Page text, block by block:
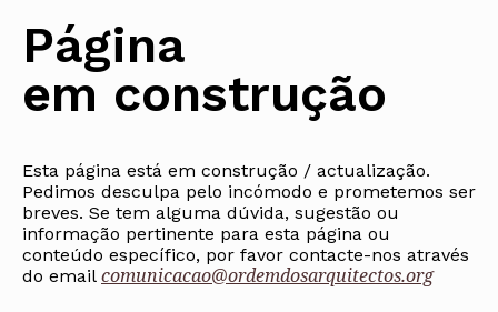
Nacional
Conselho Fiscal
Conselho Diretivo Regional
Conselho de Disciplina
Regional
Colégios
CAU
Glossário de
Arquitectura de
Autor
Protocolos
Institucionais
Protocolos Comerciais
SILUC
Apoio jurídico
Madeira
Açores
Notícias
Centro
Lisboa e Vale do Tejo
Alentejo
Algarve
Madeira
Açores
Página
em construção
Esta página está em construção / actualização.
Pedimos desculpa pelo incómodo e prometemos ser
breves. Se tem alguma dúvida, sugestão ou
informação pertinente para esta página ou
conteúdo específico, por favor contacte-nos através
do email comunicacao@ordemdosarquitectos.org